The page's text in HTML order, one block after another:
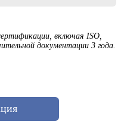
включая ISO,
документации 3 года.